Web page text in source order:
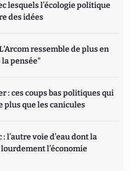
lesquels l’écologie politique
des idées
ressemble de plus en
pensée"
: ces coups bas politiques qui
plus que les canicules
l’autre voie d’eau dont la
l’économie